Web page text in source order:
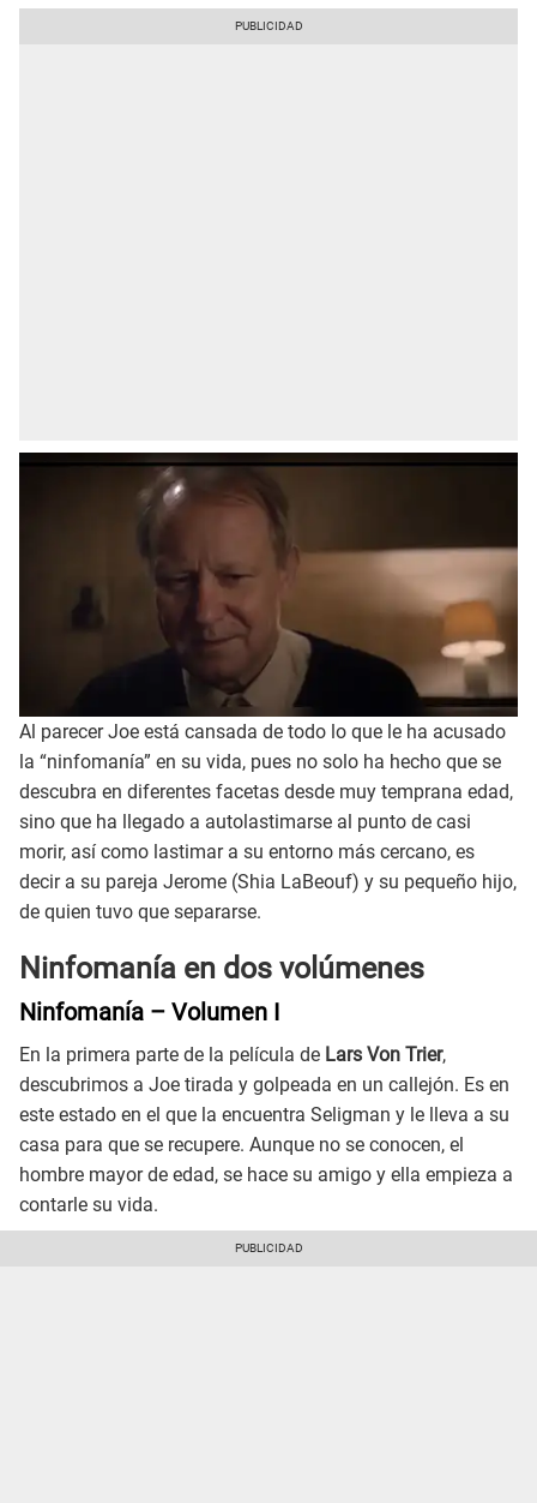
Al parecer Joe está cansada de todo lo que le ha acusado
la “ninfomanía” en su vida, pues no solo ha hecho que se
descubra en diferentes facetas desde muy temprana edad,
sino que ha llegado a autolastimarse al punto de casi
morir, así como lastimar a su entorno más cercano, es
decir a su pareja Jerome (Shia LaBeouf) y su pequeño hijo,
de quien tuvo que separarse.
Ninfomanía en dos volúmenes
Ninfomanía – Volumen I
En la primera parte de la película de Lars Von Trier,
descubrimos a Joe tirada y golpeada en un callejón. Es en
este estado en el que la encuentra Seligman y le lleva a su
casa para que se recupere. Aunque no se conocen, el
hombre mayor de edad, se hace su amigo y ella empieza a
contarle su vida.